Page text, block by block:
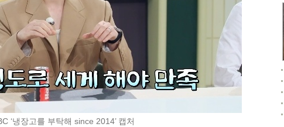
‘냉장고를 부탁해 since 2014’ 캡처